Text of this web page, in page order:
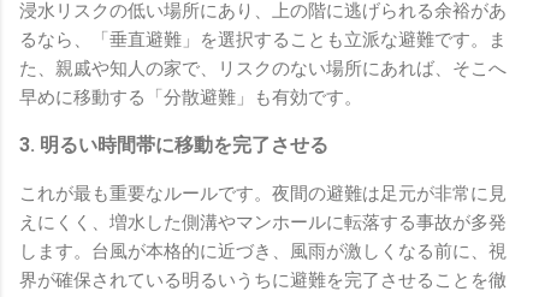
浸水リスクの低い場所にあり、上の階に逃げられる余裕があ
るなら、「垂直避難」を選択することも立派な避難です。ま
た、親戚や知人の家で、リスクのない場所にあれば、そこへ
早めに移動する「分散避難」も有効です。
3. 明るい時間帯に移動を完了させる
これが最も重要なルールです。夜間の避難は足元が非常に見
えにくく、増水した側溝やマンホールに転落する事故が多発
します。台風が本格的に近づき、風雨が激しくなる前に、視
界が確保されている明るいうちに避難を完了させることを徹